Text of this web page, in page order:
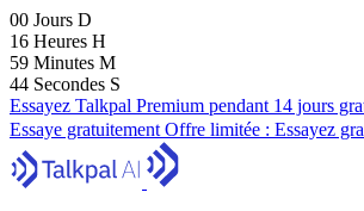
00 Jours D
16 Heures H
59 Minutes M
43 Secondes S
Essayez Talkpal Premium pendant 14 jours
Essaye gratuitement Offre limitée : Essayez